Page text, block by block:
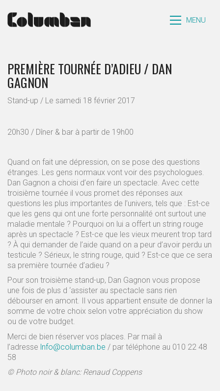
MENU
PREMIÈRE TOURNÉE D’ADIEU / DAN
GAGNON
Stand-up / Le samedi 18 février 2017
20h30 / Dîner & bar à partir de 19h00
Quand on fait une dépression, on se pose des questions
étranges. Les gens normaux vont voir des psychologues.
Dan Gagnon a choisi d’en faire un spectacle. Avec cette
troisième tournée il vous promet des réponses aux
questions les plus importantes de l’univers, tels que : Est-ce
que les gens qui ont une forte personnalité ont surtout une
maladie mentale ? Pourquoi on lui a offert un string rouge
après un spectacle ? Est-ce que les vieux meurent trop tard
? À qui demander de l’aide quand on a peur d’avoir perdu un
testicule ? Sérieux, le string rouge, quid ? Est-ce que ce sera
sa première tournée d’adieu ?
Pour son troisième stand-up, Dan Gagnon vous propose
une fois de plus d ‘assister au spectacle sans rien
débourser en amont. Il vous appartient ensuite de donner la
somme de votre choix selon votre appréciation du show
ou de votre budget.
Merci de bien réserver vos places. Par mail à
l’adresse lnfo@columban.be / par téléphone au 010 22 48
58
© Photo noir & blanc: Renaud Coppens